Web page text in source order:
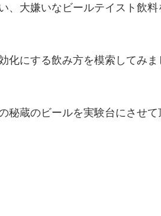
、大嫌いなビールテイスト飲料
化にする飲み方を模索してみま
秘蔵のビールを実験台にさせて